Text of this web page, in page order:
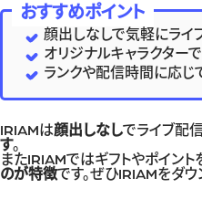
おすすめポイント
顔出しなしで気軽にライ
オリジナルキャラクター
ランクや配信時間に応
IRIAMは顔出しなしでライブ配
す。
またIRIAMではギフトやポイン
のが特徴です。ぜひIRIAMをダウ